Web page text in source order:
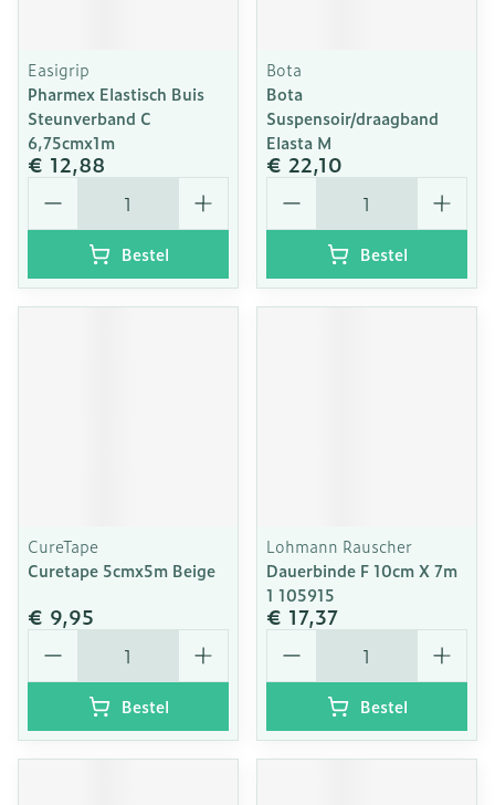
Easigrip
Pharmex Elastisch Buis
Steunverband C
6,75cmx1m
€ 12,88
Aantal
Bestel
Bota
Bota
Suspensoir/draagband
Elasta M
€ 22,10
Aantal
Bestel
CureTape
Curetape 5cmx5m Beige
€ 9,95
Aantal
Bestel
Lohmann Rauscher
Dauerbinde F 10cm X 7m
1 105915
€ 17,37
Aantal
Bestel